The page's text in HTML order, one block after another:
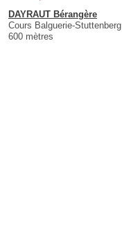
DAYRAUT Bérangère
Cours Balguerie-Stuttenberg
600 mètres